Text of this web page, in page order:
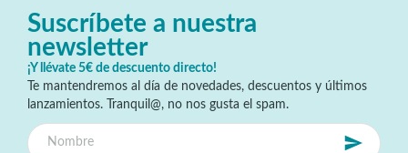
Suscríbete a nuestra
newsletter
¡Y llévate 5€ de descuento directo!
Te mantendremos al día de novedades, descuentos y últimos
lanzamientos. Tranquil@, no nos gusta el spam.